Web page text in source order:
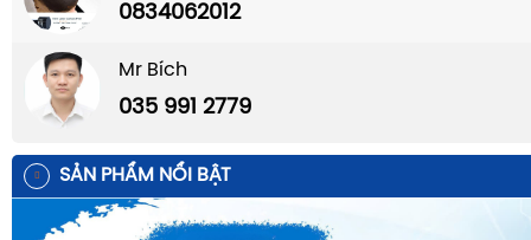
0834062012
Mr Bích
035 991 2779
SẢN PHẨM NỔI BẬT